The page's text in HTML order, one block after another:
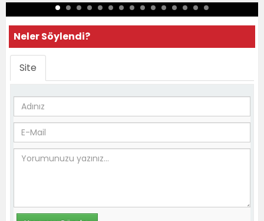
Neler Söylendi?
Site